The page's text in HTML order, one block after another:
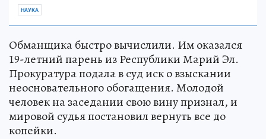
НАУКА
Обманщика быстро вычислили. Им оказался
19-летний парень из Республики Марий Эл.
Прокуратура подала в суд иск о взыскании
неосновательного обогащения. Молодой
человек на заседании свою вину признал, и
мировой судья постановил вернуть все до
копейки.